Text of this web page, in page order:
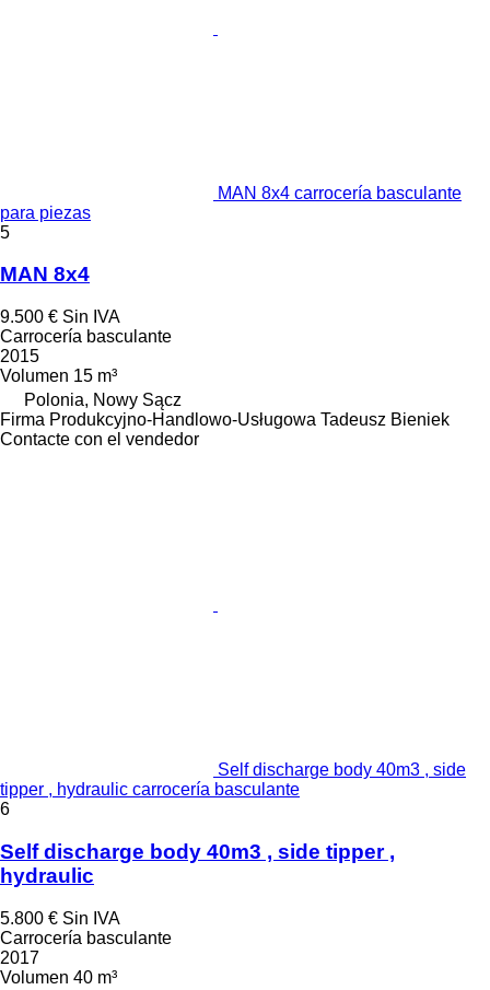
MAN 8x4 carrocería basculante
para piezas
5
MAN 8x4
9.500 € Sin IVA
Carrocería basculante
2015
Volumen 15 m³
Polonia, Nowy Sącz
Firma Produkcyjno-Handlowo-Usługowa Tadeusz Bieniek
Contacte con el vendedor
Self discharge body 40m3 , side
tipper , hydraulic carrocería basculante
6
Self discharge body 40m3 , side tipper ,
hydraulic
5.800 € Sin IVA
Carrocería basculante
2017
Volumen 40 m³